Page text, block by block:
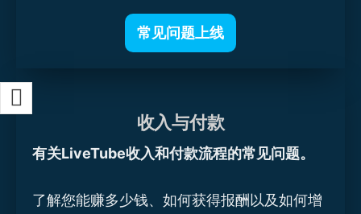
常见问题上线
收入与付款
有关LiveTube收入和付款流程的常见问题。
了解您能赚多少钱、如何获得报酬以及如何增